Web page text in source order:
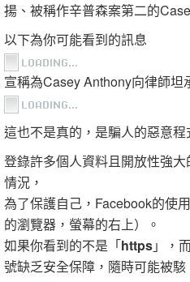
揚、被稱作辛普森案第二的
以下為你可能看到的訊息
宣稱為Casey Anthony向律師
這也不是真的，是騙人的惡意
登錄許多個人資料且開放性強
情況，
為了保護自己，Facebook的使
的瀏覽器，螢幕的右上）。
如果你看到的不是「https」，
號缺乏安全保障，隨時可能被駭